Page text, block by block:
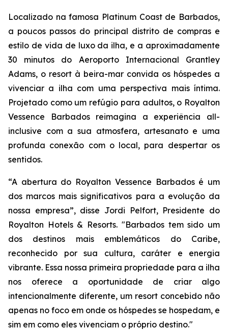
Localizado na famosa Platinum Coast de Barbados,
a poucos passos do principal distrito de compras e
estilo de vida de luxo da ilha, e a aproximadamente
30 minutos do Aeroporto Internacional Grantley
Adams, o resort à beira-mar convida os hóspedes a
vivenciar a ilha com uma perspectiva mais íntima.
Projetado como um refúgio para adultos, o Royalton
Vessence Barbados reimagina a experiência all-
inclusive com a sua atmosfera, artesanato e uma
profunda conexão com o local, para despertar os
sentidos.
“A abertura do Royalton Vessence Barbados é um
dos marcos mais significativos para a evolução da
nossa empresa”, disse Jordi Pelfort, Presidente do
Royalton Hotels & Resorts. "Barbados tem sido um
dos destinos mais emblemáticos do Caribe,
reconhecido por sua cultura, caráter e energia
vibrante. Essa nossa primeira propriedade para a ilha
nos oferece a oportunidade de criar algo
intencionalmente diferente, um resort concebido não
apenas no foco em onde os hóspedes se hospedam, e
sim em como eles vivenciam o próprio destino."